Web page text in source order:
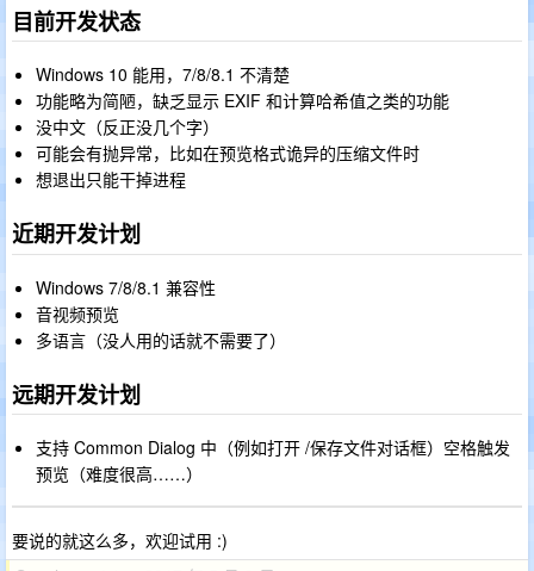
目前开发状态
Windows 10 能用，7/8/8.1 不清楚
功能略为简陋，缺乏显示 EXIF 和计算哈希值之类的功能
没中文（反正没几个字）
可能会有抛异常，比如在预览格式诡异的压缩文件时
想退出只能干掉进程
近期开发计划
Windows 7/8/8.1 兼容性
音视频预览
多语言（没人用的话就不需要了）
远期开发计划
支持 Common Dialog 中（例如打开 /保存文件对话框）空格触发
预览（难度很高……）
要说的就这么多，欢迎试用 :)